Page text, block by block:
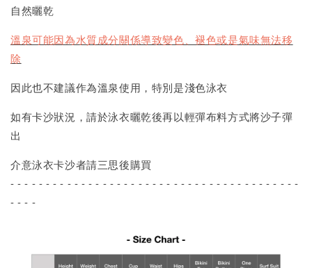
自然曬乾
溫泉可能因為水質成分關係導致變色、褪色或是氣味無法移
除
因此也不建議作為溫泉使用，特別是淺色泳衣
如有卡沙狀況，請於泳衣曬乾後再以輕彈布料方式將沙子彈
出
介意泳衣卡沙者請三思後購買
- - - - - - - - - - - - - - - - - - - - - - - - - - - - - - - - - - - - - - - - -
- - - -